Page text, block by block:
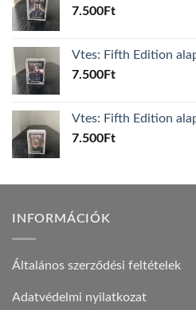
7.500Ft
Vtes: Fifth Edition
7.500Ft
Vtes: Fifth Edition
7.500Ft
INFORMÁCIÓK
Általános szerződési feltételek
Adatvédelmi nyilatkozat